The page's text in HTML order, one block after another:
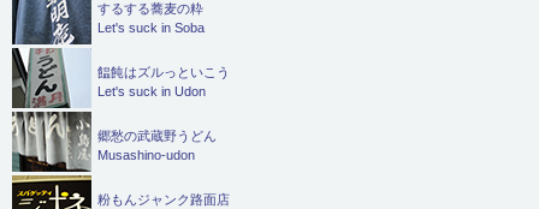
するする蕎麦の粋
Let's suck in Soba
饂飩はズルっといこう
Let's suck in Udon
郷愁の武蔵野うどん
Musashino-udon
粉もんジャンク路面店